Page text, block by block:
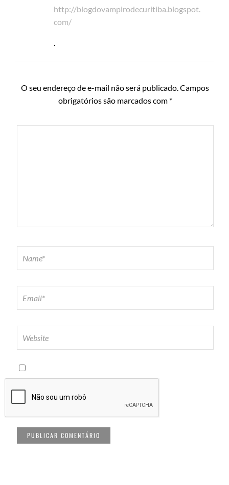
http://blogdovampirodecuritiba.blogspot.
com/
.
O seu endereço de e-mail não será publicado.Campos
obrigatórios são marcados com *